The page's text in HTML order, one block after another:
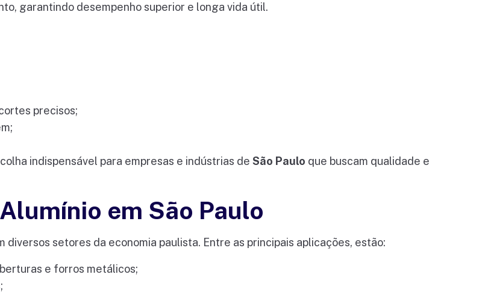
garantindo desempenho superior e longa vida útil.
precisos;
indispensável para empresas e indústrias deSão Paulo que buscam qualidade e
em São Paulo
diversos setores da economia paulista. Entre as principais aplicações, estão:
e forros metálicos;